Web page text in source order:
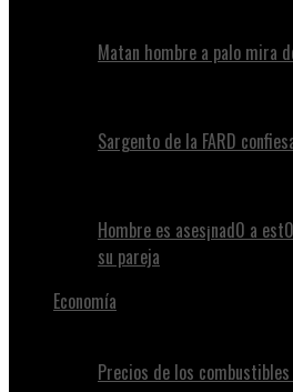
Matan hombre a palo mira
Sargento de la FARD
Hombre es ases¡nad0 a
su pareja
Economía
Precios de los